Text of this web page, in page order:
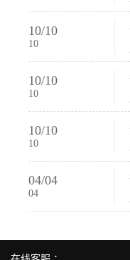
10/10
10
10/10
10
10/10
10
04/04
04